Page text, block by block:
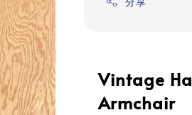
Vintage
Armchair